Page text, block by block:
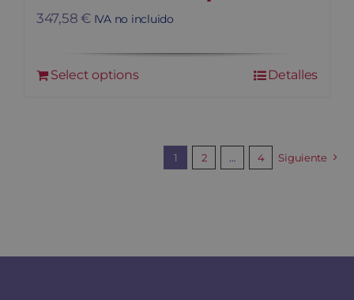
347,58€ IVA no incluido
Select options Detalles
1 2 … 4 Siguiente